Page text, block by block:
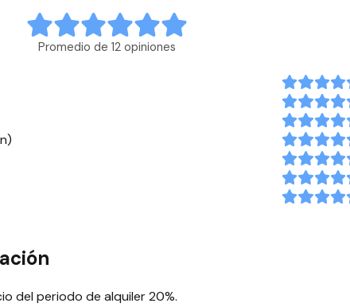
Promedio de 12 opiniones
del periodo de alquiler 20%.